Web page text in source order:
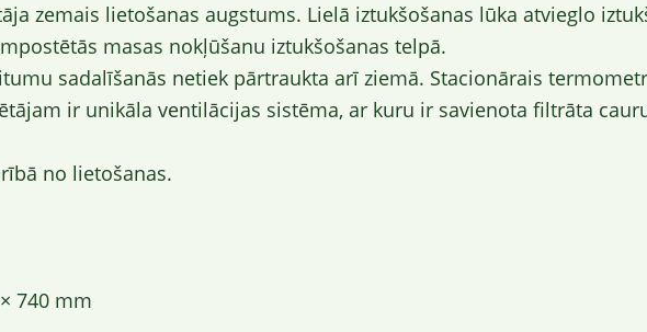
zemais lietošanas augstums. Lielā iztukšošanas lūka atvieglo
masas nokļūšanu iztukšošanas telpā.
sadalīšanās netiek pārtraukta arī ziemā. Stacionārais
ir unikāla ventilācijas sistēma, ar kuru ir savienota filtrāta
no lietošanas.
740 mm